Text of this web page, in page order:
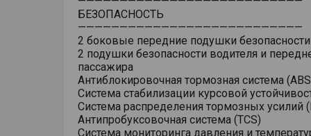
БЕЗОПАСНОСТЬ
———————————————————————————
2 боковые передние подушки безопасности
2 подушки безопасности водителя и
пассажира
Антиблокировочная тормозная система
Система стабилизации курсовой
Система распределения тормозных усилий
Антипробуксовочная система (TCS)
Система мониторинга давления и